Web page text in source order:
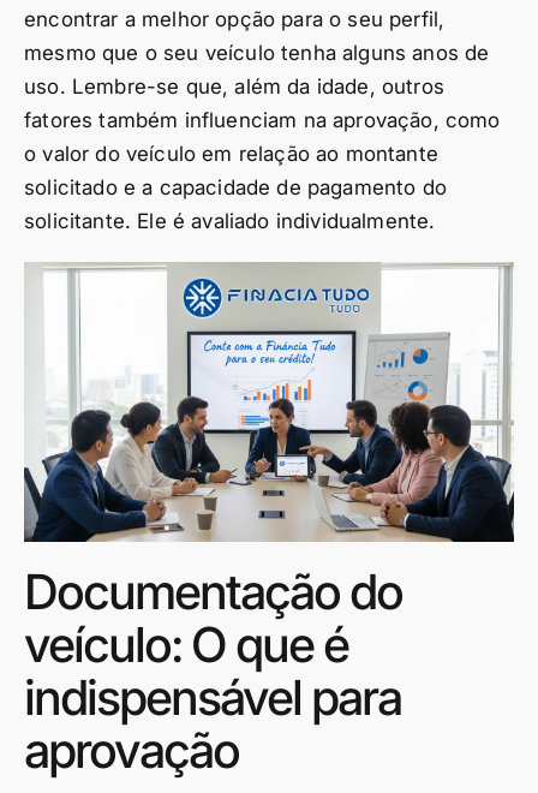
encontrar a melhor opção para o seu perfil,
mesmo que o seu veículo tenha alguns anos de
uso. Lembre-se que, além da idade, outros
fatores também influenciam na aprovação, como
o valor do veículo em relação ao montante
solicitado e a capacidade de pagamento do
solicitante. Ele é avaliado individualmente.
Documentação do
veículo: O que é
indispensável para
aprovação